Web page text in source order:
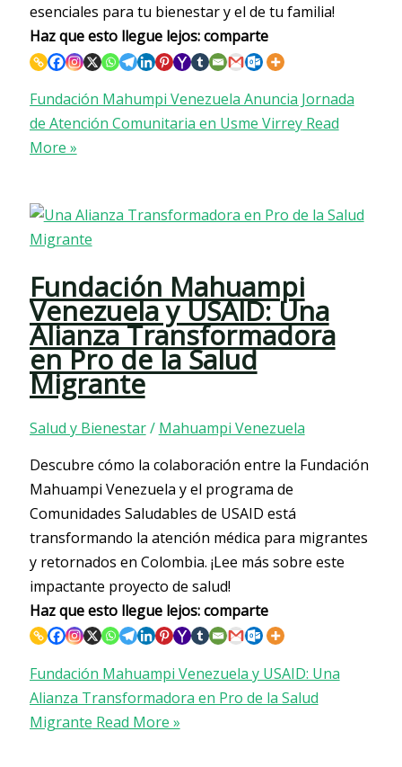
esenciales para tu bienestar y el de tu familia!
Haz que esto llegue lejos: comparte
Fundación Mahumpi Venezuela Anuncia Jornada
de Atención Comunitaria en Usme VirreyRead
More »
Fundación Mahuampi
Venezuela y USAID: Una
Alianza Transformadora
en Pro de la Salud
Migrante
Salud y Bienestar/ Mahuampi Venezuela
Descubre cómo la colaboración entre la Fundación
Mahuampi Venezuela y el programa de
Comunidades Saludables de USAID está
transformando la atención médica para migrantes
y retornados en Colombia. ¡Lee más sobre este
impactante proyecto de salud!
Haz que esto llegue lejos: comparte
Fundación Mahuampi Venezuela y USAID: Una
Alianza Transformadora en Pro de la Salud
Migrante Read More »